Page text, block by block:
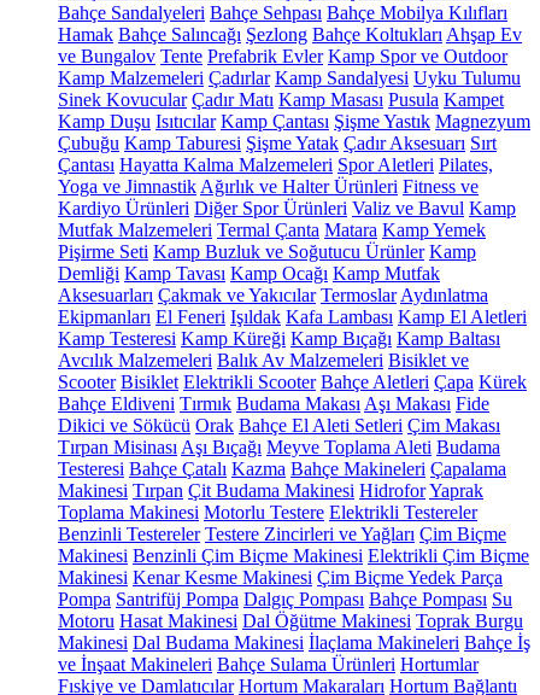
Bahçe Sandalyeleri Bahçe Sehpası Bahçe Mobilya Kılıfları
Hamak Bahçe Salıncağı Şezlong Bahçe Koltukları Ahşap Ev
ve Bungalov Tente Prefabrik Evler Kamp Spor ve Outdoor
Kamp Malzemeleri Çadırlar Kamp Sandalyesi Uyku Tulumu
Sinek Kovucular Çadır Matı Kamp Masası Pusula Kampet
Kamp Duşu Isıtıcılar Kamp Çantası Şişme Yastık Magnezyum
Çubuğu Kamp Taburesi Şişme Yatak Çadır Aksesuarı Sırt
Çantası Hayatta Kalma Malzemeleri Spor Aletleri Pilates,
Yoga ve Jimnastik Ağırlık ve Halter Ürünleri Fitness ve
Kardiyo Ürünleri Diğer Spor Ürünleri Valiz ve Bavul Kamp
Mutfak Malzemeleri Termal Çanta Matara Kamp Yemek
Pişirme Seti Kamp Buzluk ve Soğutucu Ürünler Kamp
Demliği Kamp Tavası Kamp Ocağı Kamp Mutfak
Aksesuarları Çakmak ve Yakıcılar Termoslar Aydınlatma
Ekipmanları El Feneri Işıldak Kafa Lambası Kamp El Aletleri
Kamp Testeresi Kamp Küreği Kamp Bıçağı Kamp Baltası
Avcılık Malzemeleri Balık Av Malzemeleri Bisiklet ve
Scooter Bisiklet Elektrikli Scooter Bahçe Aletleri Çapa Kürek
Bahçe Eldiveni Tırmık Budama Makası Aşı Makası Fide
Dikici ve Sökücü Orak Bahçe El Aleti Setleri Çim Makası
Tırpan Misinası Aşı Bıçağı Meyve Toplama Aleti Budama
Testeresi Bahçe Çatalı Kazma Bahçe Makineleri Çapalama
Makinesi Tırpan Çit Budama Makinesi HidroforYaprak
Toplama Makinesi Motorlu Testere Elektrikli Testereler
Benzinli Testereler Testere Zincirleri ve Yağları Çim Biçme
Makinesi Benzinli Çim Biçme Makinesi Elektrikli Çim Biçme
Makinesi Kenar Kesme Makinesi Çim Biçme Yedek Parça
Pompa Santrifüj Pompa Dalgıç Pompası Bahçe Pompası Su
Motoru Hasat Makinesi Dal Öğütme Makinesi Toprak Burgu
Makinesi Dal Budama Makinesi İlaçlama Makineleri Bahçe İş
ve İnşaat Makineleri Bahçe Sulama Ürünleri Hortumlar
Fıskiye ve Damlatıcılar Hortum Makaraları Hortum Bağlantı